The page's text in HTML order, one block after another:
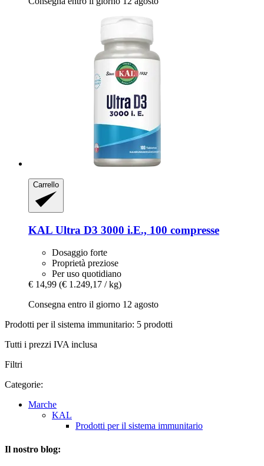
Carrello
KAL Ultra D3 3000 i.E., 100 compresse
Dosaggio forte
Proprietà preziose
Per uso quotidiano
€ 14,99 (€ 1.249,17 / kg)
Consegna entro il giorno 12 agosto
Prodotti per il sistema immunitario: 5 prodotti
Tutti i prezzi IVA inclusa
Filtri
Categorie:
Marche
KAL
Prodotti per il sistema immunitario
Il nostro blog: